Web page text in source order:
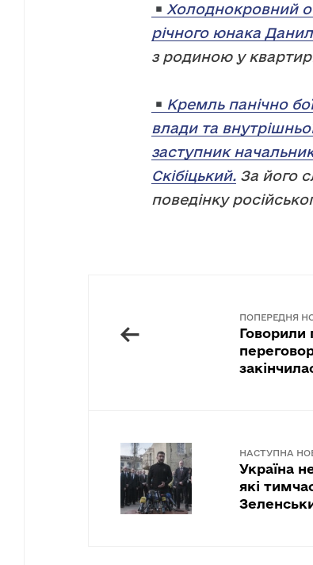
Холоднокровний
річного юнака
з родиною у
Кремль панічно
влади та
заступник
Скібіцький. За його
поведінку
←
ПОПЕРЕДНЯ
Говорили
НАСТУПНА
Україна
які